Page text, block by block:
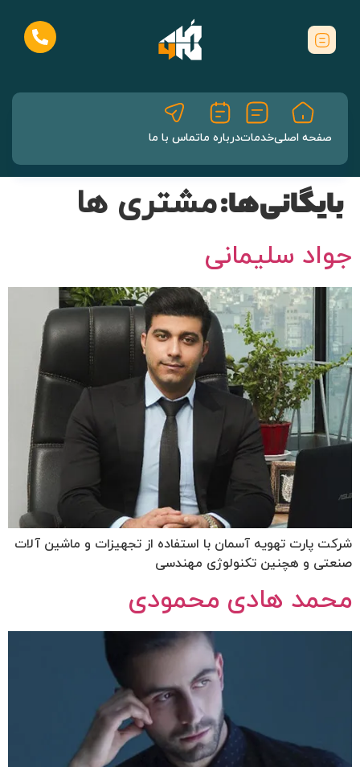
صفحه اصلیخدماتدرباره ماتماس با ما
بایگانی‌ها:مشتری ها
جواد سلیمانی
شرکت پارت تهویه آسمان با استفاده از تجهیزات و ماشین آلات
صنعتی و هچنین تکنولوژی مهندسی
محمد هادی محمودی